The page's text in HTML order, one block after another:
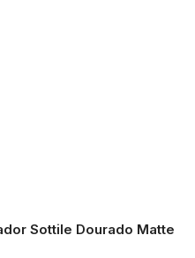
Sottile Dourado Matte